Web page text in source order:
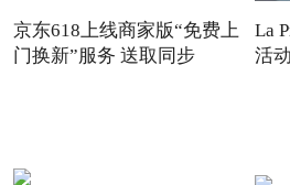
京东618上线商家版“免费上
门换新”服务 送取同步
La
活